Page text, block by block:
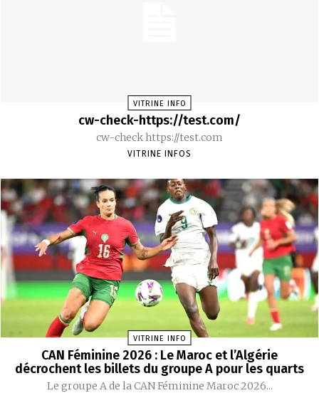
VITRINE INFO
cw-check-https://test.com/
cw-check https://test.com
VITRINE INFOS
VITRINE INFO
CAN Féminine 2026 : Le Maroc et l’Algérie
décrochent les billets du groupe A pour les quarts
Le groupe A de la CAN Féminine Maroc 2026...